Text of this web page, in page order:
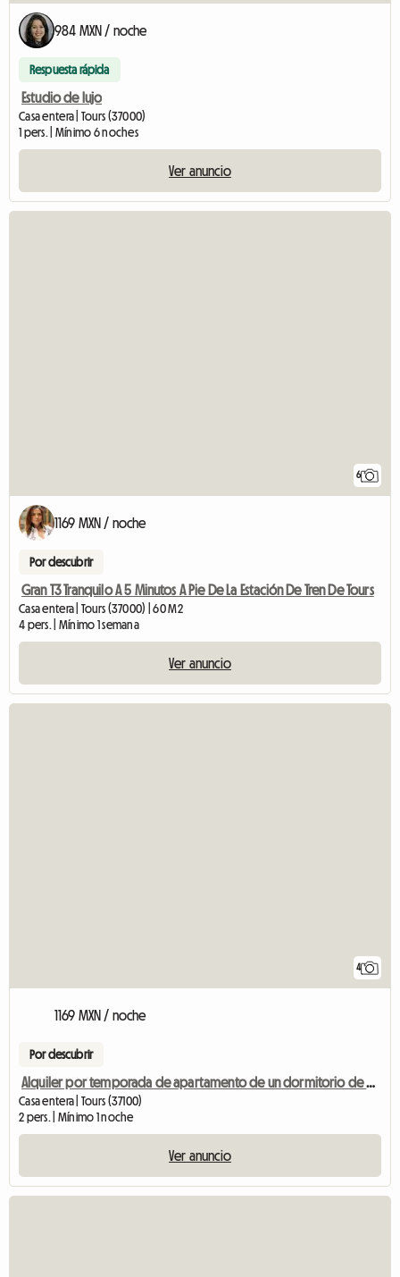
984 MXN / noche
Respuesta rápida
Estudio de lujo
Casa entera | Tours (37000)
1 pers. | Mínimo 6 noches
Ver anuncio
6
1169 MXN / noche
Por descubrir
Gran T3 Tranquilo A 5 Minutos A Pie De La Estación De Tren De Tours
Casa entera | Tours (37000) | 60 M2
4 pers. | Mínimo 1 semana
Ver anuncio
4
1169 MXN / noche
Por descubrir
Alquiler por temporada de apartamento de un dormitorio de 42 m²
Casa entera | Tours (37100)
2 pers. | Mínimo 1 noche
Ver anuncio